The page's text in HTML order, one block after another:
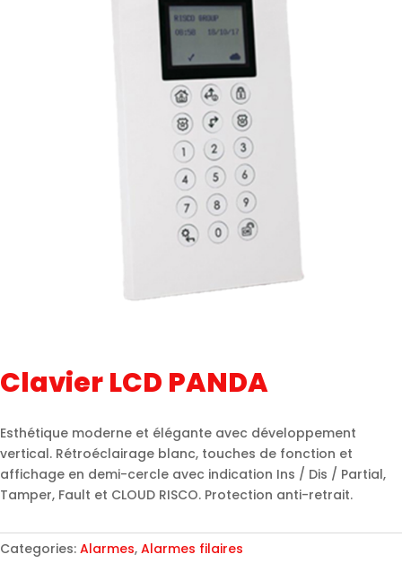
Clavier LCD PANDA
Esthétique moderne et élégante avec développement
vertical. Rétroéclairage blanc, touches de fonction et
affichage en demi-cercle avec indication Ins / Dis / Partial,
Tamper, Fault et CLOUD RISCO. Protection anti-retrait.
Categories: Alarmes, Alarmes filaires